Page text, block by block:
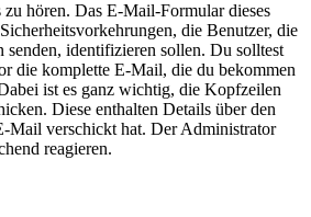
zu hören. Das E-Mail-Formular dieses
die Benutzer, die
senden, identifizieren sollen. Du solltest
die komplette E-Mail, die du bekommen
ist es ganz wichtig, die Kopfzeilen
Diese enthalten Details über den
Mail verschickt hat. Der Administrator
reagieren.